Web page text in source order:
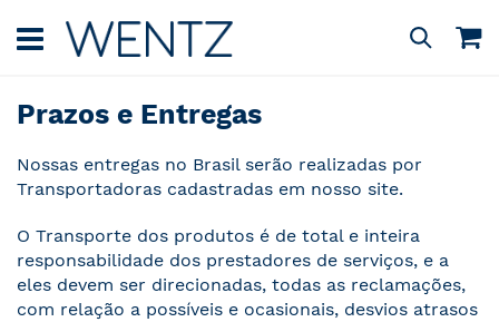
para
o
Pesquisa
Prazos e Entregas
Nossas entregas no Brasil serão realizadas por
Transportadoras cadastradas em nosso site.
O Transporte dos produtos é de total e inteira
responsabilidade dos prestadores de serviços, e a
eles devem ser direcionadas, todas as reclamações,
com relação a possíveis e ocasionais, desvios atrasos